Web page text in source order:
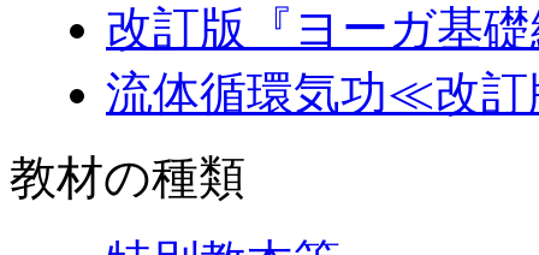
改訂版『ヨーガ基
流体循環気功≪改
教材の種類